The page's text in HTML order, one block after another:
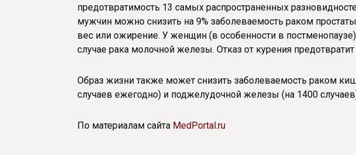
предотвратимость 13 самых распространенных
мужчин можно снизить на 9% заболеваемость раком
вес или ожирение. У женщин (в особенности в
случае рака молочной железы. Отказ от курения
Образ жизни также может снизить заболеваемость раком
случаев ежегодно) и поджелудочной железы (на 1400
По материалам сайта MedPortal.ru